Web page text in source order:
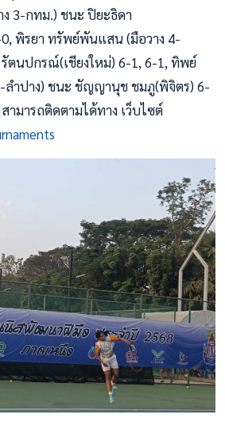
3-กทม.) ชนะ ปิยะธิดา
พิรยา ทรัพย์พันแสน (มือวาง 4-
ตนปกรณ์(เชียงใหม่) 6-1, 6-1, ทิพย์
ลำปาง) ชนะ ชัญญานุช ชมภู(พิจิตร) 6-
มารถติดตามได้ทาง เว็บไซต์